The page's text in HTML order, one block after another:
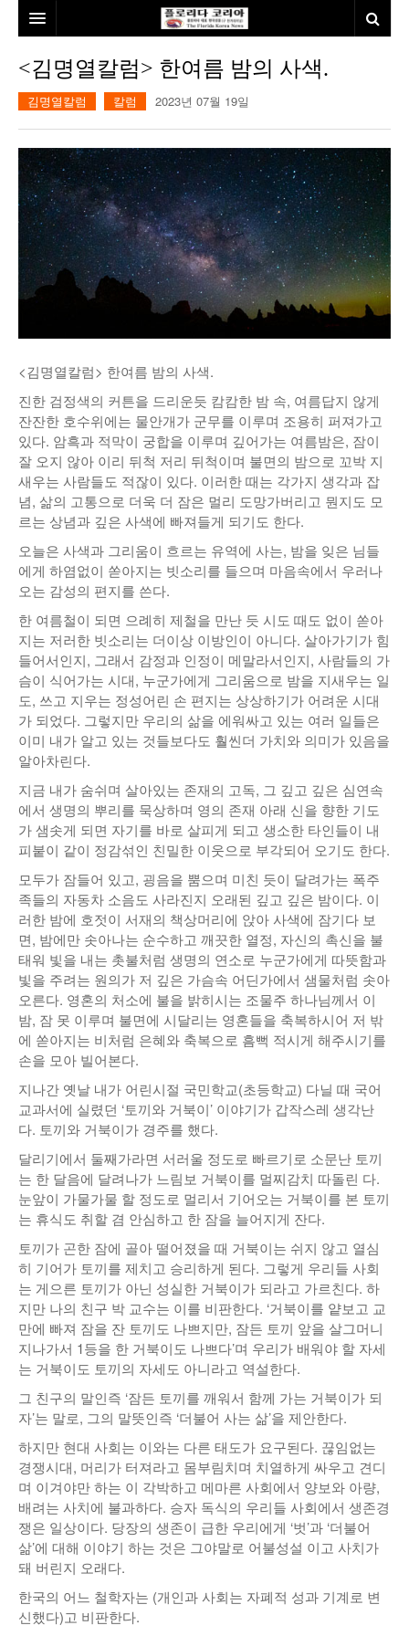
본사소개
뉴스
동포
미국
칼럼
발행인칼럼
김명열칼럼
이명덕칼럼
건강
본보특집
100인선/독자광장
낚시/비치
골프
<김명열칼럼> 한여름 밤의 사색.
김명열칼럼 칼럼 2023년 07월 19일
<김명열칼럼> 한여름 밤의 사색.
진한 검정색의 커튼을 드리운듯 캄캄한 밤 속, 여름답지 않게
잔잔한 호수위에는 물안개가 군무를 이루며 조용히 퍼져가고
있다. 암흑과 적막이 궁합을 이루며 깊어가는 여름밤은, 잠이
잘 오지 않아 이리 뒤척 저리 뒤척이며 불면의 밤으로 꼬박 지
새우는 사람들도 적잖이 있다. 이러한 때는 각가지 생각과 잡
념, 삶의 고통으로 더욱 더 잠은 멀리 도망가버리고 뭔지도 모
르는 상념과 깊은 사색에 빠져들게 되기도 한다.
오늘은 사색과 그리움이 흐르는 유역에 사는, 밤을 잊은 님들
에게 하염없이 쏟아지는 빗소리를 들으며 마음속에서 우러나
오는 감성의 편지를 쓴다.
한 여름철이 되면 으례히 제철을 만난 듯 시도 때도 없이 쏟아
지는 저러한 빗소리는 더이상 이방인이 아니다. 살아가기가 힘
들어서인지, 그래서 감정과 인정이 메말라서인지, 사람들의 가
슴이 식어가는 시대, 누군가에게 그리움으로 밤을 지새우는 일
도, 쓰고 지우는 정성어린 손 편지는 상상하기가 어려운 시대
가 되었다. 그렇지만 우리의 삶을 에워싸고 있는 여러 일들은
이미 내가 알고 있는 것들보다도 훨씬더 가치와 의미가 있음을
알아차린다.
지금 내가 숨쉬며 살아있는 존재의 고독, 그 깊고 깊은 심연속
에서 생명의 뿌리를 묵상하며 영의 존재 아래 신을 향한 기도
가 샘솟게 되면 자기를 바로 살피게 되고 생소한 타인들이 내
피붙이 같이 정감섞인 친밀한 이웃으로 부각되어 오기도 한다.
모두가 잠들어 있고, 굉음을 뿜으며 미친 듯이 달려가는 폭주
족들의 자동차 소음도 사라진지 오래된 깊고 깊은 밤이다. 이
러한 밤에 호젓이 서재의 책상머리에 앉아 사색에 잠기다 보
면, 밤에만 솟아나는 순수하고 깨끗한 열정, 자신의 촉신을 불
태워 빛을 내는 촛불처럼 생명의 연소로 누군가에게 따뜻함과
빛을 주려는 원의가 저 깊은 가슴속 어딘가에서 샘물처럼 솟아
오른다. 영혼의 처소에 불을 밝히시는 조물주 하나님께서 이
밤, 잠 못 이루며 불면에 시달리는 영혼들을 축복하시어 저 밖
에 쏟아지는 비처럼 은혜와 축복으로 흠뻑 적시게 해주시기를
손을 모아 빌어본다.
지나간 옛날 내가 어린시절 국민학교(초등학교) 다닐 때 국어
교과서에 실렸던 ‘토끼와 거북이’ 이야기가 갑작스레 생각난
다. 토끼와 거북이가 경주를 했다.
달리기에서 둘째가라면 서러울 정도로 빠르기로 소문난 토끼
는 한 달음에 달려나가 느림보 거북이를 멀찌감치 따돌린 다.
눈앞이 가물가물 할 정도로 멀리서 기어오는 거북이를 본 토끼
는 휴식도 취할 겸 안심하고 한 잠을 늘어지게 잔다.
토끼가 곤한 잠에 골아 떨어졌을 때 거북이는 쉬지 않고 열심
히 기어가 토끼를 제치고 승리하게 된다. 그렇게 우리들 사회
는 게으른 토끼가 아닌 성실한 거북이가 되라고 가르친다. 하
지만 나의 친구 박 교수는 이를 비판한다. ‘거북이를 얕보고 교
만에 빠져 잠을 잔 토끼도 나쁘지만, 잠든 토끼 앞을 살그머니
지나가서 1등을 한 거북이도 나쁘다’며 우리가 배워야 할 자세
는 거북이도 토끼의 자세도 아니라고 역설한다.
그 친구의 말인즉 ‘잠든 토끼를 깨워서 함께 가는 거북이가 되
자’는 말로, 그의 말뜻인즉 ‘더불어 사는 삶’을 제안한다.
하지만 현대 사회는 이와는 다른 태도가 요구된다. 끊임없는
경쟁시대, 머리가 터져라고 몸부림치며 치열하게 싸우고 견디
며 이겨야만 하는 이 각박하고 메마른 사회에서 양보와 아량,
배려는 사치에 불과하다. 승자 독식의 우리들 사회에서 생존경
쟁은 일상이다. 당장의 생존이 급한 우리에게 ‘벗’과 ‘더불어
삶’에 대해 이야기 하는 것은 그야말로 어불성설 이고 사치가
돼 버린지 오래다.
한국의 어느 철학자는 (개인과 사회는 자폐적 성과 기계로 변
신했다)고 비판한다.